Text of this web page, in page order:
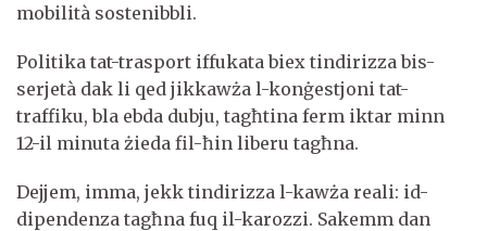
mobilità sostenibbli.
Politika tat-trasport iffukata biex tindirizza bis-
serjetà dak li qed jikkawża l-konġestjoni tat-
traffiku, bla ebda dubju, tagħtina ferm iktar minn
12-il minuta żieda fil-ħin liberu tagħna.
Dejjem, imma, jekk tindirizza l-kawża reali: id-
dipendenza tagħna fuq il-karozzi. Sakemm dan